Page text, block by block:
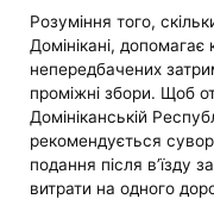
Розуміння того,
Домінікані,
непередбачених
проміжні збори. Щоб
Домініканській
рекомендується
подання після в’їзду
витрати на одного